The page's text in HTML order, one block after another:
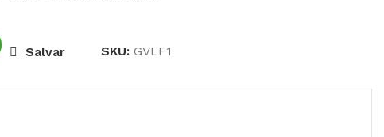
Salvar SKU:GVLF1